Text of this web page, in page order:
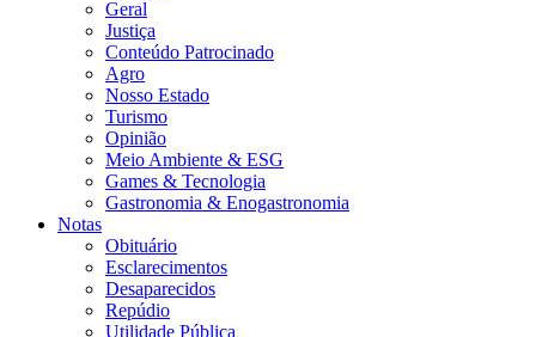
Geral
Justiça
Conteúdo Patrocinado
Agro
Nosso Estado
Turismo
Opinião
Meio Ambiente & ESG
Games & Tecnologia
Gastronomia & Enogastronomia
Notas
Obituário
Esclarecimentos
Desaparecidos
Repúdio
Utilidade Pública